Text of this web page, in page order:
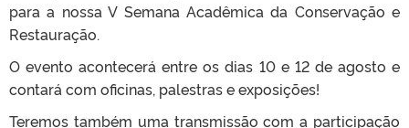
para a nossa V Semana Acadêmica da Conservação e
Restauração.
O evento acontecerá entre os dias 10 e 12 de agosto e
contará com oficinas, palestras e exposições!
Teremos também uma transmissão com a participação